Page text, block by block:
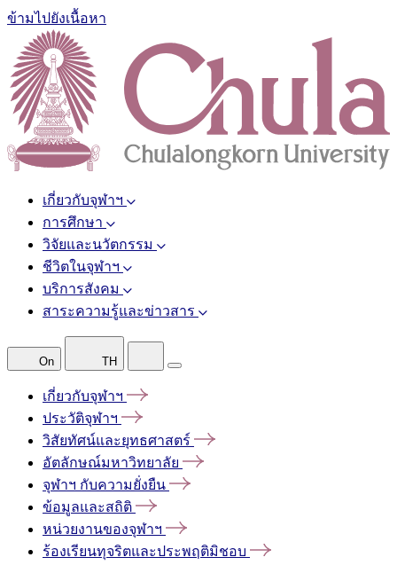
ข้ามไปยังเนื้อหา
เกี่ยวกับจุฬาฯ
การศึกษา
วิจัยและนวัตกรรม
ชีวิตในจุฬาฯ
บริการสังคม
สาระความรู้และข่าวสาร
On TH
เกี่ยวกับจุฬาฯ
ประวัติจุฬาฯ
วิสัยทัศน์และยุทธศาสตร์
อัตลักษณ์มหาวิทยาลัย
จุฬาฯ กับความยั่งยืน
ข้อมูลและสถิติ
หน่วยงานของจุฬาฯ
ร้องเรียนทุจริตและประพฤติมิชอบ